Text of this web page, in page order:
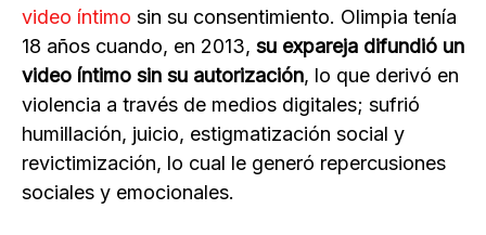
video íntimo sin su consentimiento. Olimpia tenía
18 años cuando, en 2013, su expareja difundió un
video íntimo sin su autorización, lo que derivó en
violencia a través de medios digitales; sufrió
humillación, juicio, estigmatización social y
revictimización, lo cual le generó repercusiones
sociales y emocionales.